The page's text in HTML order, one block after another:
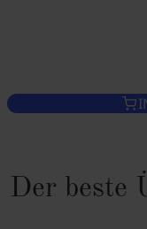
Der beste